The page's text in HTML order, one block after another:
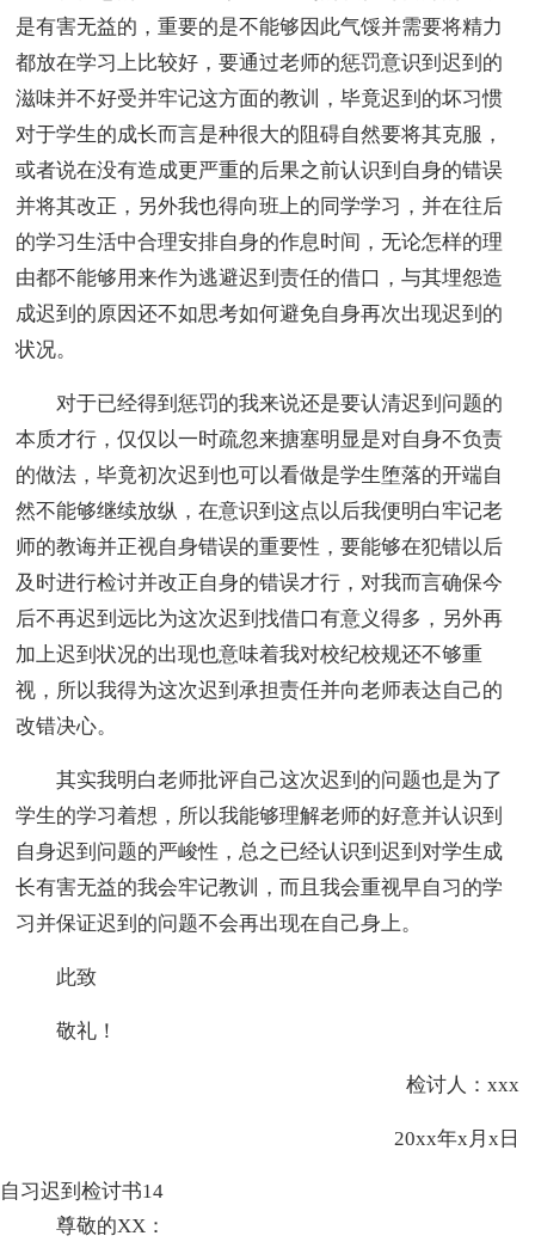
是有害无益的，重要的是不能够因此气馁并需要将精力
都放在学习上比较好，要通过老师的惩罚意识到迟到的
滋味并不好受并牢记这方面的教训，毕竟迟到的坏习惯
对于学生的成长而言是种很大的阻碍自然要将其克服，
或者说在没有造成更严重的后果之前认识到自身的错误
并将其改正，另外我也得向班上的同学学习，并在往后
的学习生活中合理安排自身的作息时间，无论怎样的理
由都不能够用来作为逃避迟到责任的借口，与其埋怨造
成迟到的原因还不如思考如何避免自身再次出现迟到的
状况。
对于已经得到惩罚的我来说还是要认清迟到问题的
本质才行，仅仅以一时疏忽来搪塞明显是对自身不负责
的做法，毕竟初次迟到也可以看做是学生堕落的开端自
然不能够继续放纵，在意识到这点以后我便明白牢记老
师的教诲并正视自身错误的重要性，要能够在犯错以后
及时进行检讨并改正自身的错误才行，对我而言确保今
后不再迟到远比为这次迟到找借口有意义得多，另外再
加上迟到状况的出现也意味着我对校纪校规还不够重
视，所以我得为这次迟到承担责任并向老师表达自己的
改错决心。
其实我明白老师批评自己这次迟到的问题也是为了
学生的学习着想，所以我能够理解老师的好意并认识到
自身迟到问题的严峻性，总之已经认识到迟到对学生成
长有害无益的我会牢记教训，而且我会重视早自习的学
习并保证迟到的问题不会再出现在自己身上。
此致
敬礼！
检讨人：xxx
20xx年x月x日
自习迟到检讨书14
尊敬的XX：